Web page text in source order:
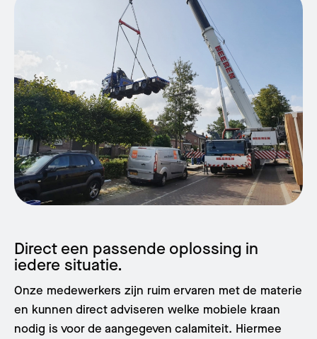
Direct een passende oplossing in
iedere situatie.
Onze medewerkers zijn ruim ervaren met de materie
en kunnen direct adviseren welke mobiele kraan
nodig is voor de aangegeven calamiteit. Hiermee